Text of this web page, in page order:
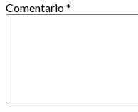
Comentario*